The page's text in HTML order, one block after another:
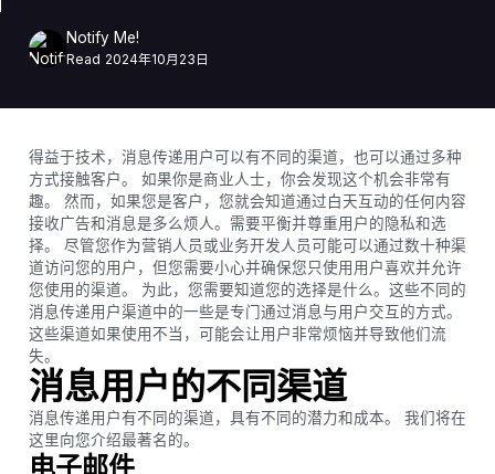
Notify Me!
Read 2024年10月23日
得益于技术，消息传递用户可以有不同的渠道，也可以通过多种
方式接触客户。 如果你是商业人士，你会发现这个机会非常有
趣。 然而，如果您是客户，您就会知道通过白天互动的任何内容
接收广告和消息是多么烦人。需要平衡并尊重用户的隐私和选
择。 尽管您作为营销人员或业务开发人员可能可以通过数十种渠
道访问您的用户，但您需要小心并确保您只使用用户喜欢并允许
您使用的渠道。 为此，您需要知道您的选择是什么。这些不同的
消息传递用户渠道中的一些是专门通过消息与用户交互的方式。
这些渠道如果使用不当，可能会让用户非常烦恼并导致他们流
失。
消息用户的不同渠道
消息传递用户有不同的渠道，具有不同的潜力和成本。 我们将在
这里向您介绍最著名的。
电子邮件